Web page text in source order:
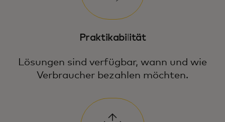
Praktikabilität
Lösungen sind verfügbar, wann und wie
Verbraucher bezahlen möchten.